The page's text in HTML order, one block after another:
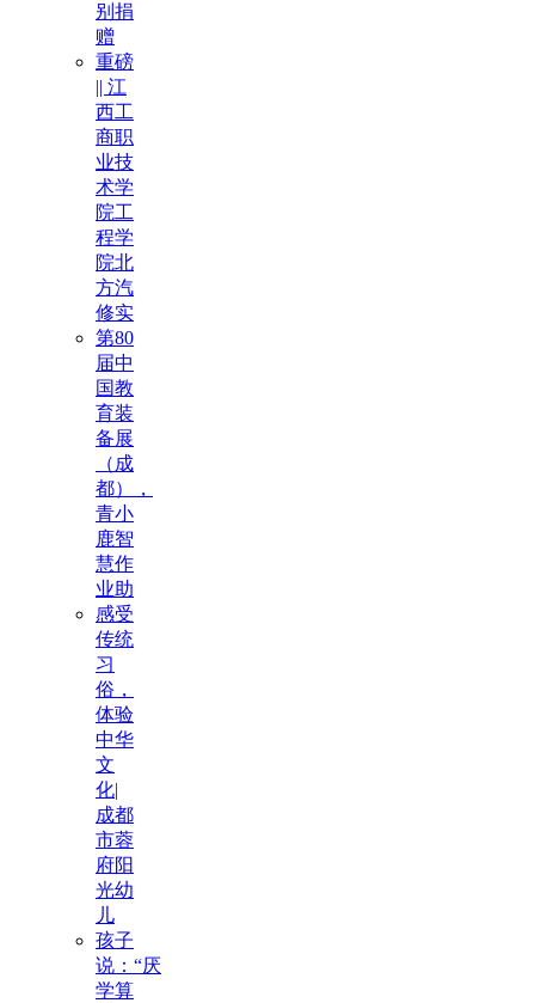
别捐
赠
重磅
|| 江
西工
商职
业技
术学
院工
程学
院北
方汽
修实
第80
届中
国教
育装
备展
（成
都），
青小
鹿智
慧作
业助
感受
传统
习
俗，
体验
中华
文
化|
成都
市蓉
府阳
光幼
儿
孩子
说：“厌
学算